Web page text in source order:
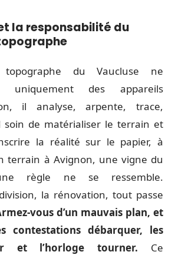
la responsabilité du
du Vaucluse ne
uniquement des appareils
il analyse, arpente, trace,
soin de matérialiser le terrain et
la réalité sur le papier, à
terrain à Avignon, une vigne du
règle ne se ressemble.
la rénovation, tout passe
vous d’un mauvais plan, et
contestations débarquer, les
et l’horloge tourner. Ce